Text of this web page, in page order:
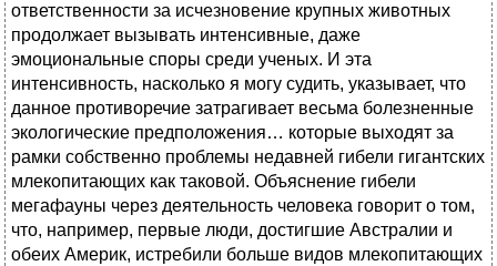
ответственности за исчезновение крупных животных
продолжает вызывать интенсивные, даже
эмоциональные споры среди ученых. И эта
интенсивность, насколько я могу судить, указывает, что
данное противоречие затрагивает весьма болезненные
экологические предположения… которые выходят за
рамки собственно проблемы недавней гибели гигантских
млекопитающих как таковой. Объяснение гибели
мегафауны через деятельность человека говорит о том,
что, например, первые люди, достигшие Австралии и
обеих Америк, истребили больше видов млекопитающих